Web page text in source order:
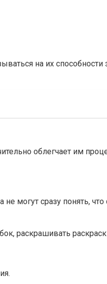
на их способности
облегчает им
могут сразу понять, что
раскрашивать